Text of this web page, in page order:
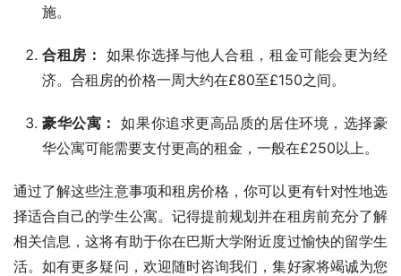
施。
合租房： 如果你选择与他人合租，租金可能会更为经
济。合租房的价格一周大约在£80至£150之间。
豪华公寓： 如果你追求更高品质的居住环境，选择豪
华公寓可能需要支付更高的租金，一般在£250以上。
通过了解这些注意事项和租房价格，你可以更有针对性地选
择适合自己的学生公寓。记得提前规划并在租房前充分了解
相关信息，这将有助于你在巴斯大学附近度过愉快的留学生
活。如有更多疑问，欢迎随时咨询我们，集好家将竭诚为您